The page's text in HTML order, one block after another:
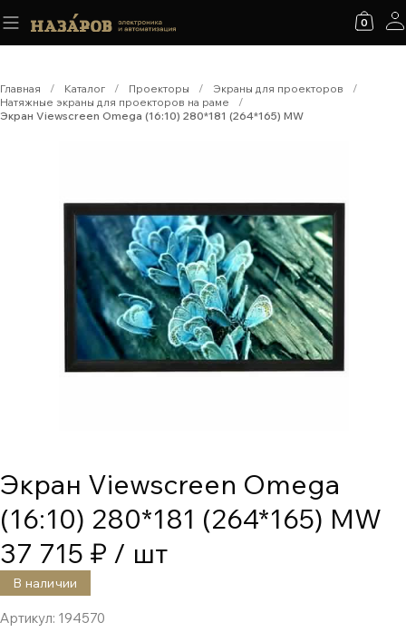
0
Главная / Каталог / Проекторы / Экраны для проекторов
/
Натяжные экраны для проекторов на раме
/
Экран Viewscreen Omega (16:10) 280*181 (264*165) MW
Экран Viewscreen Omega
(16:10) 280*181 (264*165) MW
37 715 ₽ / шт
В наличии
Артикул: 194570